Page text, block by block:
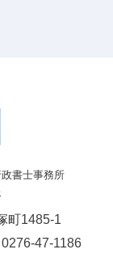
書士事務所
町1485-1
47-1186